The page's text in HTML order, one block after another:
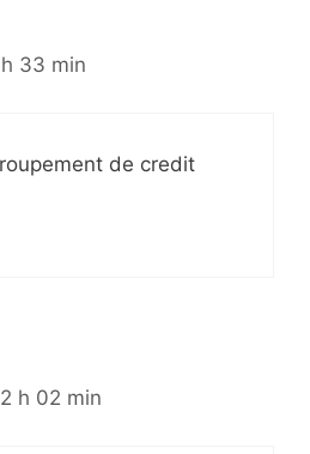
33 min
de credit
h 02 min